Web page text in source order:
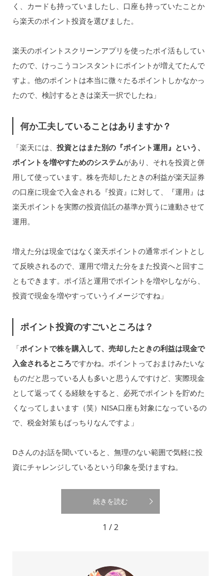
く、カードも持っていましたし、口座も持っていたことか
ら楽天のポイント投資を選びました。
楽天のポイントスクリーンアプリを使ったポイ活もしてい
たので、けっこうコンスタントにポイントが増えてたんで
すよ。他のポイントは本当に微々たるポイントしかなかっ
たので、検討するときは楽天一択でしたね」
何か工夫していることはありますか？
「楽天には、 投資とはまた別の『ポイント運用』という、
ポイントを増やすためのシステムがあり、それを投資と併
用して使っています。株を売却したときの利益が楽天証券
の口座に現金で入金される『投資』に対して、『運用』は
楽天ポイントを実際の投資信託の基準か買うに連動させて
運用。
増えた分は現金ではなく楽天ポイントの通常ポイントとし
て反映されるので、運用で増えた分をまた投資へと回すこ
ともできます。ポイ活と運用でポイントを増やしながら、
投資で現金を増やすっていうイメージですね」
ポイント投資のすごいところは？
「ポイントで株を購入して、売却したときの利益は現金で
入金されるところですかね。ポイントっておまけみたいな
ものだと思っている人も多いと思うんですけど、実際現金
として返ってくる経験をすると、必死でポイントを貯めた
くなってしまいます（笑）NISA口座も対象になっているの
で、税金対策もばっちりなんですよ」
Dさんのお話を聞いていると、無理のない範囲で気軽に投
資にチャレンジしているという印象を受けますね。
続きを読む
1 / 2